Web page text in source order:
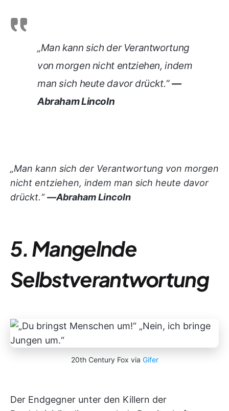
„Man kann sich der Verantwortung
von morgen nicht entziehen, indem
man sich heute davor drückt.“—
Abraham Lincoln
„Man kann sich der Verantwortung von morgen
nicht entziehen, indem man sich heute davor
drückt.“—Abraham Lincoln
5. Mangelnde
Selbstverantwortung
20th Century Fox via Gifer
Der Endgegner unter den Killern der